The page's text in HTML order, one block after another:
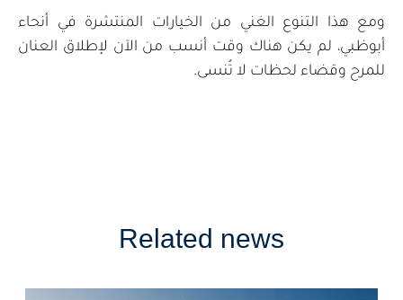
ومع هذا التنوع الغني من الخيارات المنتشرة في أنحاء
أبوظبي، لم يكن هناك وقت أنسب من الآن لإطلاق العنان
للمرح وقضاء لحظات لا تُنسى.
Related news